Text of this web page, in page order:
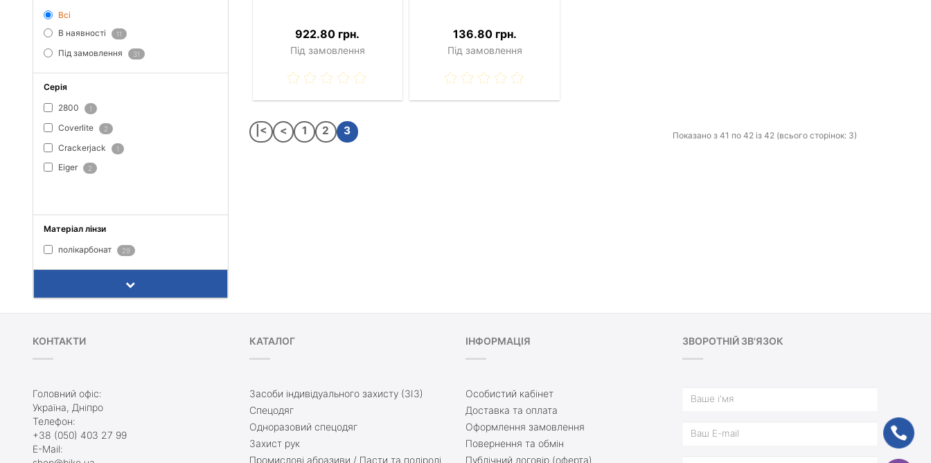
Всі
В наявності
11
Під замовлення 31
Серія
2800 1
Coverlite 2
Crackerjack 1
Eiger 2
Матеріал лінзи
полікарбонат 29
922.80 грн.
Під замовлення
136.80 грн.
Під замовлення
|< < 1 2 3 Показано з 41 по 42 із 42 (всього сторінок: 3)
КОНТАКТИ
Головний офіс:
Україна, Дніпро
Телефон:
+38 (050) 403 27 99
E-Mail:
КАТАЛОГ
Засоби індивідуального захисту (ЗІЗ)
Спецодяг
Одноразовий спецодяг
Захист рук
Промислові абразиви / Пасти та поліролі
ІНФОРМАЦІЯ
Особистий кабінет
Доставка та оплата
Оформлення замовлення
Повернення та обмін
Публічний договір (оферта)
ЗВОРОТНІЙ ЗВ'ЯЗОК
ph